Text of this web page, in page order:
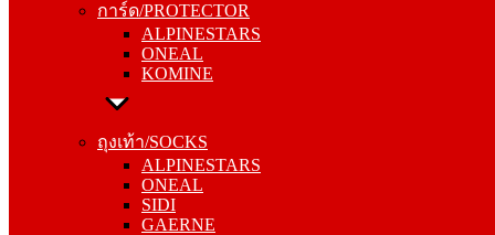
การ์ด/PROTECTOR
ALPINESTARS
ONEAL
KOMINE
ถุงเท้า/SOCKS
ALPINESTARS
ONEAL
SIDI
GAERNE
ONEAL
KOMINE
ถุงเท้า/SOCKS
ONEAL
SIDI
GAERNE